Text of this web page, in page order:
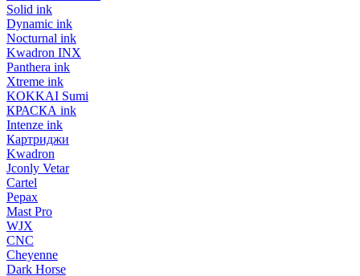
Solid ink
Dynamic ink
Nocturnal ink
Kwadron INX
Panthera ink
Xtreme ink
KOKKAI Sumi
КРАСКА ink
Intenze ink
Картриджи
Kwadron
Jconly Vetar
Cartel
Pepax
Mast Pro
WJX
CNC
Cheyenne
Dark Horse